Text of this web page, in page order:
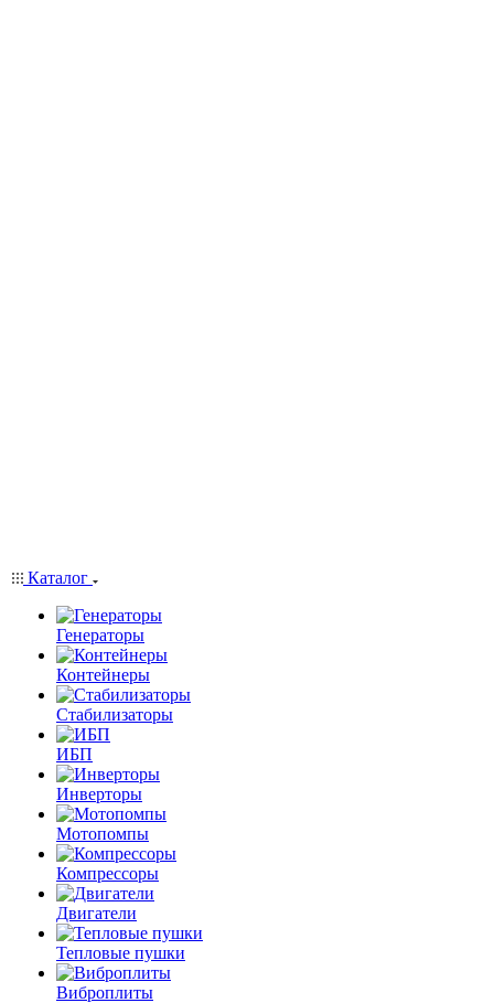
Каталог
Генераторы
Контейнеры
Стабилизаторы
ИБП
Инверторы
Мотопомпы
Компрессоры
Двигатели
Тепловые пушки
Виброплиты